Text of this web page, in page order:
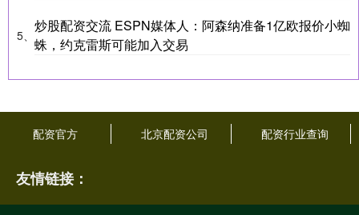
5、
炒股配资交流 ESPN媒体人：阿森纳准备1亿欧报价小蜘
蛛，约克雷斯可能加入交易
配资官方 北京配资公司 配资行业查询
友情链接：